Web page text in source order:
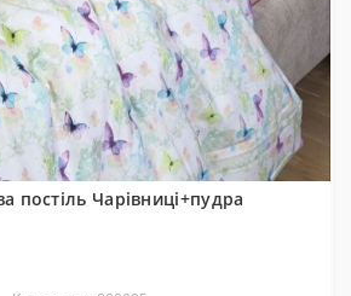
постіль Чарівниці+пудра